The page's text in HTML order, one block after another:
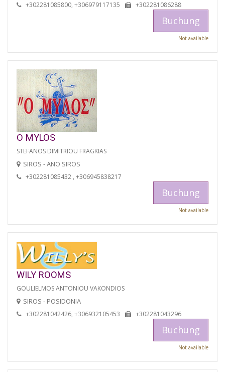
+302281085800, +306979117135 +302281086288
Buchung
Not available
O MYLOS
STEFANOS DIMITRIOU FRAGKIAS
SIROS - ANO SIROS
+302281085432 , +306945838217
Buchung
Not available
WILY ROOMS
GOULIELMOS ANTONIOU VAKONDIOS
SIROS - POSIDONIA
+302281042426, +306932105453 +302281043296
Buchung
Not available